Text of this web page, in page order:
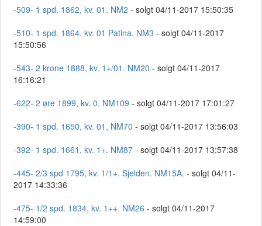
-509- 1 spd. 1862, kv. 01. NM2 - solgt 04/11-2017 15:50:35
-510- 1 spd. 1864, kv. 01 Patina. NM3 - solgt 04/11-2017
15:50:56
-543- 2 krone 1888, kv. 1+/01. NM20 - solgt 04/11-2017
16:16:21
-622- 2 øre 1899, kv. 0. NM109 - solgt 04/11-2017 17:01:27
-390- 1 spd. 1650, kv. 01, NM70 - solgt 04/11-2017 13:56:03
-392- 1 spd. 1661, kv. 1+. NM87 - solgt 04/11-2017 13:57:38
-445- 2/3 spd 1795, kv. 1/1+. Sjelden. NM15A. - solgt 04/11-
2017 14:33:36
-475- 1/2 spd. 1834, kv. 1++. NM26 - solgt 04/11-2017
14:59:00